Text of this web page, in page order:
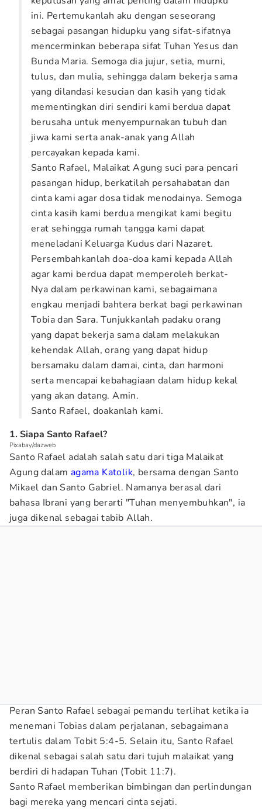
ini. Pertemukanlah aku dengan seseorang
sebagai pasangan hidupku yang sifat-sifatnya
mencerminkan beberapa sifat Tuhan Yesus dan
Bunda Maria. Semoga dia jujur, setia, murni,
tulus, dan mulia, sehingga dalam bekerja sama
yang dilandasi kesucian dan kasih yang tidak
mementingkan diri sendiri kami berdua dapat
berusaha untuk menyempurnakan tubuh dan
jiwa kami serta anak-anak yang Allah
percayakan kepada kami.
Santo Rafael, Malaikat Agung suci para pencari
pasangan hidup, berkatilah persahabatan dan
cinta kami agar dosa tidak menodainya. Semoga
cinta kasih kami berdua mengikat kami begitu
erat sehingga rumah tangga kami dapat
meneladani Keluarga Kudus dari Nazaret.
Persembahkanlah doa-doa kami kepada Allah
agar kami berdua dapat memperoleh berkat-
Nya dalam perkawinan kami, sebagaimana
engkau menjadi bahtera berkat bagi perkawinan
Tobia dan Sara. Tunjukkanlah padaku orang
yang dapat bekerja sama dalam melakukan
kehendak Allah, orang yang dapat hidup
bersamaku dalam damai, cinta, dan harmoni
serta mencapai kebahagiaan dalam hidup kekal
yang akan datang. Amin.
Santo Rafael, doakanlah kami.
1. Siapa Santo Rafael?
Pixabay/dazweb
Santo Rafael adalah salah satu dari tiga Malaikat
Agung dalam agama Katolik, bersama dengan Santo
Mikael dan Santo Gabriel. Namanya berasal dari
bahasa Ibrani yang berarti "Tuhan menyembuhkan", ia
juga dikenal sebagai tabib Allah.
Peran Santo Rafael sebagai pemandu terlihat ketika ia
menemani Tobias dalam perjalanan, sebagaimana
tertulis dalam Tobit 5:4-5. Selain itu, Santo Rafael
dikenal sebagai salah satu dari tujuh malaikat yang
berdiri di hadapan Tuhan (Tobit 11:7).
Santo Rafael memberikan bimbingan dan perlindungan
bagi mereka yang mencari cinta sejati.